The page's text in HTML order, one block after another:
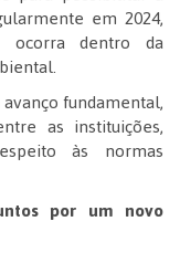
em 2024,
ocorra dentro da
fundamental,
as instituições,
às normas
por um novo